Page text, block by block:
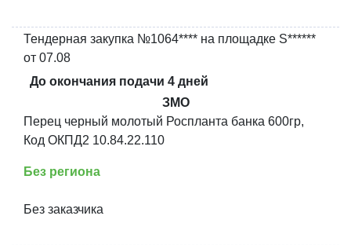
Тендерная закупка №1064**** на площадке S******
от 07.08
До окончания подачи 4 дней
ЗМО
Перец черный молотый Роспланта банка 600гр,
Код ОКПД2 10.84.22.110
Без региона
Без заказчика